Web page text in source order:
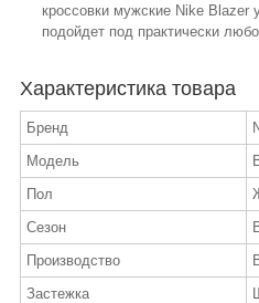
кроссовки мужские Nike Blazer
подойдет под практически
Характеристика товара
Бренд
Модель
Пол
Сезон
Производство
Застежка